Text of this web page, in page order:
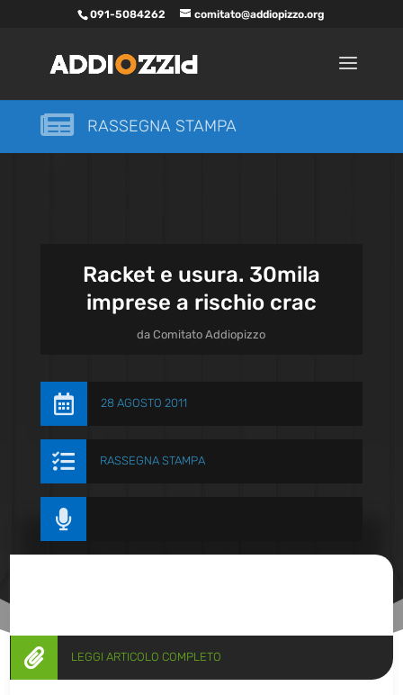
091-5084262 comitato@addiopizzo.org
 RASSEGNA STAMPA
Racket e usura. 30mila
imprese a rischio crac
daComitato Addiopizzo
 28 AGOSTO 2011
 RASSEGNA STAMPA

 LEGGI ARTICOLO COMPLETO